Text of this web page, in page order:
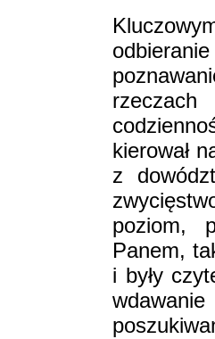
kierował
z
poziom,
Panem,
i były